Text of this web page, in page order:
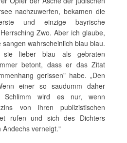
nachzuwerfen, bekamen die
und einzige bayrische
Zwo. Aber ich glaube,
wahrscheinlich blau blau.
sie lieber blau als gebraten
betont, dass er das Zitat
gerissen" habe. „Den
einer so saudumm daher
wird es nur, wenn
von ihren publizistischen
rufen und sich des Dichters
verneigt."